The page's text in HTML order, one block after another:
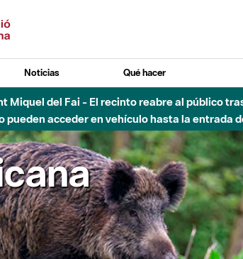
Noticias Qué hacer
Miquel del Fai - El recinto reabre al público
acceder en vehículo hasta la entrada